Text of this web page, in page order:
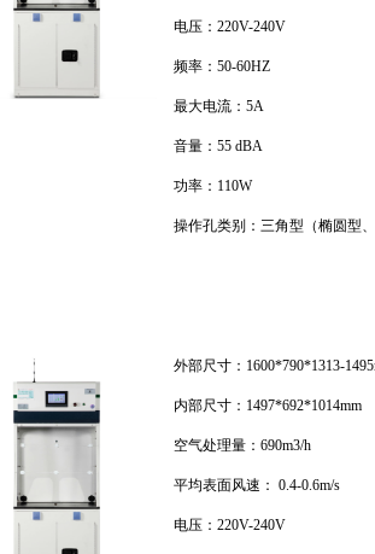
电压：220V-240V
频率：50-60HZ
最大电流：5A
音量：55 dBA
功率：110W
操作孔类别：三角型（椭圆型
外部尺寸：1600*790*1313-
内部尺寸：1497*692*1014mm
空气处理量：690m3/h
平均表面风速： 0.4-0.6m/s
电压：220V-240V